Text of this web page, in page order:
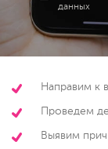
данных
Направим к
Проведем
Выявим